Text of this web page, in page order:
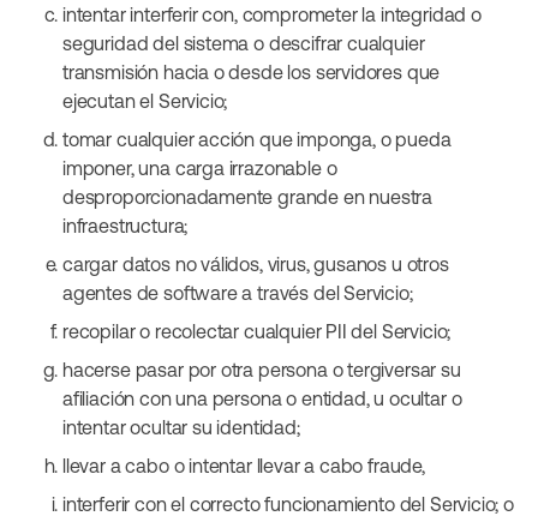
intentar interferir con, comprometer la integridad o
seguridad del sistema o descifrar cualquier
transmisión hacia o desde los servidores que
ejecutan el Servicio;
tomar cualquier acción que imponga, o pueda
imponer, una carga irrazonable o
desproporcionadamente grande en nuestra
infraestructura;
cargar datos no válidos, virus, gusanos u otros
agentes de software a través del Servicio;
recopilar o recolectar cualquier PII del Servicio;
hacerse pasar por otra persona o tergiversar su
afiliación con una persona o entidad, u ocultar o
intentar ocultar su identidad;
llevar a cabo o intentar llevar a cabo fraude,
interferir con el correcto funcionamiento del Servicio; o